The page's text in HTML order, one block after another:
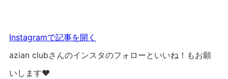
Instagramで記事を開く
azian clubさんのインスタのフォローといいね！もお願
いします❤︎